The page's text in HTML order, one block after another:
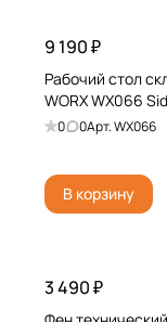
9 190 ₽
Рабочий стол
WORX WX066
0 0Арт.WX066
В корзину
3 490 ₽